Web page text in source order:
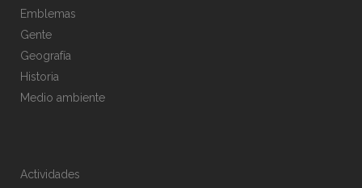
Emblemas
Gente
Geografía
Historia
Medio ambiente
Actividades